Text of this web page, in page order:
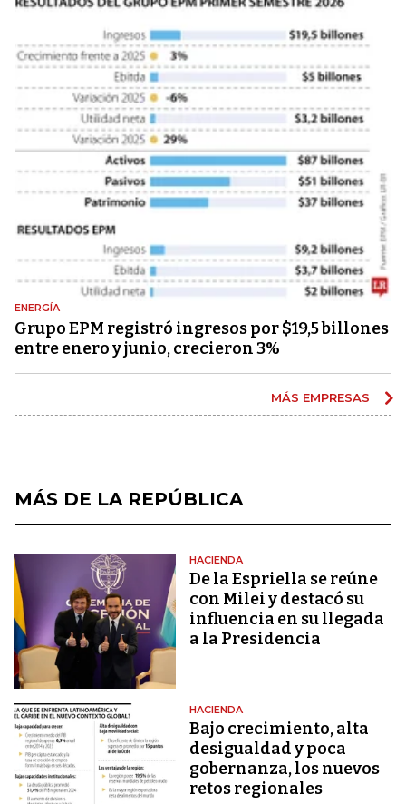
ENERGÍA
Grupo EPM registró ingresos por $19,5 billones
entre enero y junio, crecieron 3%
MÁS EMPRESAS
MÁS DE LA REPÚBLICA
HACIENDA
De la Espriella se reúne
con Milei y destacó su
influencia en su llegada
a la Presidencia
HACIENDA
Bajo crecimiento, alta
desigualdad y poca
gobernanza, los nuevos
retos regionales